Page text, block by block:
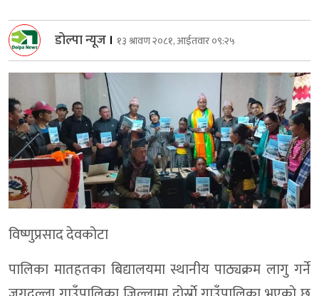
डोल्पा न्यूज । १३ श्रावण २०८१, आईतवार ०९:२५
विष्णुप्रसाद देवकोटा
पालिका मातहतका बिद्यालयमा स्थानीय पाठ्यक्रम लागु गर्ने